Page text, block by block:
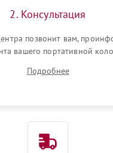
2. Консультация
позвонит вам,
вашего портативной
Подробнее